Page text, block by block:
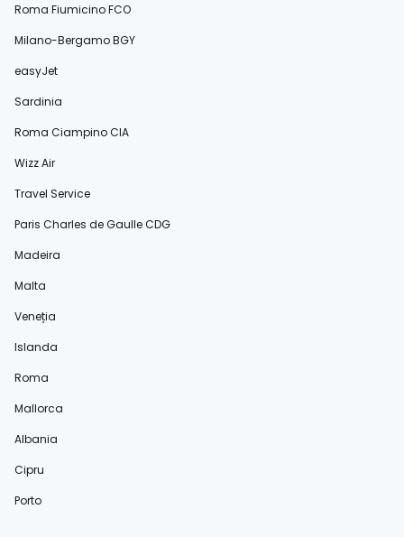
Roma Fiumicino FCO
Milano-Bergamo BGY
easyJet
Sardinia
Roma Ciampino CIA
Wizz Air
Travel Service
Paris Charles de Gaulle CDG
Madeira
Malta
Veneția
Islanda
Roma
Mallorca
Albania
Cipru
Porto